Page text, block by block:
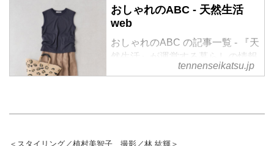
おしゃれのABC - 天然生活
web
おしゃれのABC の記事一覧 - 『天
然生活』が運営する暮らしの情報
サイト。食やファッション、暮ら
tennenseikatsu.jp
＜スタイリング／植村美智子 撮影／林 紘輝＞